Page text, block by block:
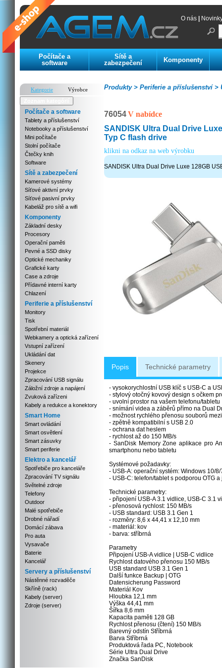
O nás
Počítače a
software
Sítě a
zabezpečení
Komponenty
Kategorie
Výrobce
Počítače a software
Tablety a příslušenství
Notebooky a příslušenství
Mini počítače
Stolní počítače
Čtečky knih
Software
Sítě a zabezpečení
Kamerové systémy
Síťové aktivní prvky
Síťové pasivní prvky
Kabeláž pro sítě a wifi
Komponenty
Základní desky
Procesory
Operační paměti
Pevné a SSD disky
Optické mechaniky
Grafické karty
Case a zdroje
Přídavné interní karty
Chlazení
Periferie a příslušenství
Monitory
Tisk
Spotřební materiál
Webkamery a optická zařízení
Vstupní zařízení
Ukládání dat
Skenery
Projekce
Zpracování USB signálu
Záložní zdroje a napájení
Zvuková zařízeni
Kabely a redukce a konektory
Smart Home
Smart ovládání
Smart osvětlení
Smart zásuvky
Smart periferie
Elektro a kancelář
Spotřebiče pro kanceláře
Zpracování TV signálu
Světelné zdroje
Telefony
Outdoor
Malé spotřebiče
Drobné nářadí
Domácí zábava
Pro auta
Vysavače
Baterie
Kancelář
Servery a příslušenství
Nástěnné rozvaděče
Skříně (rack)
Kabely (server)
Zdroje (server)
Periferie a příslušenství >
Produkty >
76054V nabídce
SANDISK Ultra Dual Drive
Typ C flash drive
klikni na odkaz na web výrobku
SANDISK Ultra Dual Drive Luxe 128GB
Popis Technické parametry
- vysokorychlostní USB klíč s USB-C a
- stylový otočný kovový design s očkem
- uvolní prostor na vašem telefonu/tabletu
- snímání videa a záběrů přímo na Dual
- možnost rychlého přenosu souborů
- zpětně kompatibilní s USB 2.0
- ochrana dat heslem
- rychlost až do 150 MB/s
- SanDisk Memory Zone aplikace pro
smartphonu nebo tabletu
Systémové požadavky:
- USB-A: operační systém: Windows 10/
- USB-C: telefon/tablet s podporou OTG
Technické parametry:
- připojení USB-A 3.1 vidlice, USB-C 3.1
- přenosová rychlost: 150 MB/s
- USB standard: USB 3.1 Gen 1
- rozměry: 8,6 x 44,41 x 12,10 mm
- materiál: kov
- barva: stříbrná
Parametry
Připojení USB-A vidlice | USB-C vidlice
Rychlost datového přenosu 150 MB/s
USB standard USB 3.1 Gen 1
Další funkce Backup | OTG
Datensicherung Password
Materiál Kov
Hloubka 12,1 mm
Výška 44,41 mm
Šířka 8,6 mm
Kapacita paměti 128 GB
Rychlost přenosu (čtení) 150 MB/s
Barevný odstín Stříbrná
Barva Stříbrná
Produktová řada PC, Notebook
Série Ultra Dual Drive
Značka SanDisk